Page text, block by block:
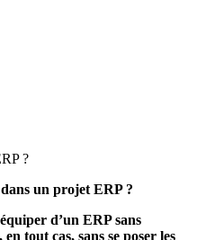
d’un ERP sans
tout cas, sans se poser les